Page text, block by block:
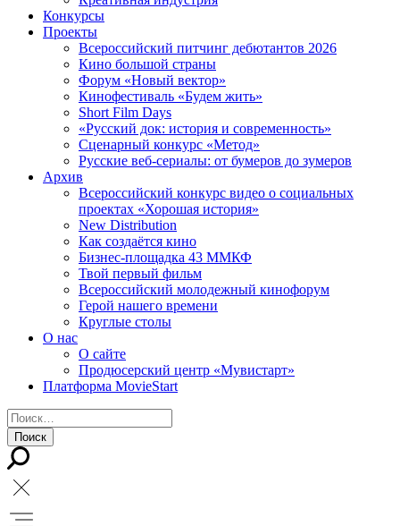
Конкурсы
Проекты
Всероссийский питчинг дебютантов 2026
Кино большой страны
Форум «Новый вектор»
Кинофестиваль «Будем жить»
Short Film Days
«Русский док: история и современность»
Сценарный конкурс «Метод»
Русские веб-сериалы: от бумеров до зумеров
Архив
Всероссийский конкурс видео о социальных
проектах «Хорошая история»
New Distribution
Как создаётся кино
Бизнес-площадка 43 ММКФ
Твой первый фильм
Всероссийский молодежный кинофорум
Герой нашего времени
Круглые столы
О нас
О сайте
Продюсерский центр «Мувистарт»
Платформа MovieStart